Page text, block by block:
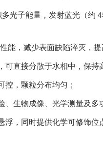
光子能量，发射蓝光（约
能，减少表面缺陷淬灭，
直接分散于水相中，保持
，颗粒分布均匀；
生物成像、光学测量及多
，同时提供化学可修饰